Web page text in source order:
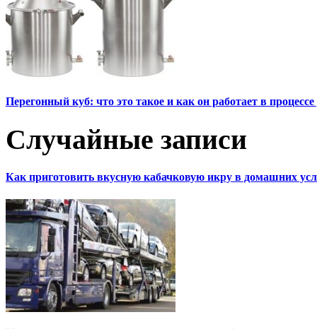
Перегонный куб: что это такое и как он работает в
Случайные записи
Как приготовить вкусную кабачковую икру в домашних